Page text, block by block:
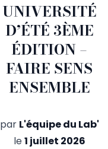
UNIVERSITÉ
D’ÉTÉ 3ÈME
ÉDITION –
FAIRE SENS
ENSEMBLE
par L'équipe du Lab'
le1 juillet 2026